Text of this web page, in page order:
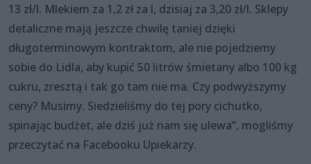
13 zł/l. Mlekiem za 1,2 zł za l, dzisiaj za 3,20 zł/l. Sklepy
detaliczne mają jeszcze chwilę taniej dzięki
długoterminowym kontraktom, ale nie pojedziemy
sobie do Lidla, aby kupić 50 litrów śmietany albo 100 kg
cukru, zresztą i tak go tam nie ma. Czy podwyższymy
ceny? Musimy. Siedzieliśmy do tej pory cichutko,
spinając budżet, ale dziś już nam się ulewa”, mogliśmy
przeczytać na Facebooku Upiekarzy.